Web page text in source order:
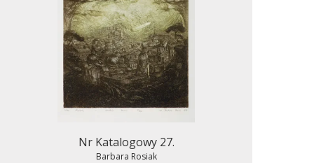
Nr Katalogowy 27.
Barbara Rosiak